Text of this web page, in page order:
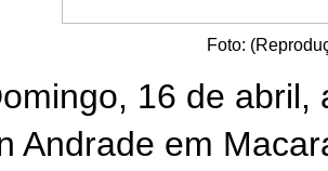
Foto:
16 de abril,
Andrade em